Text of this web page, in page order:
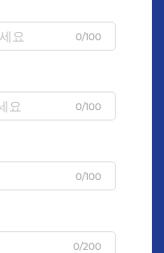
0/100
0/100
0/100
0/200